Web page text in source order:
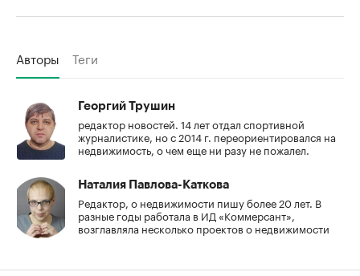
Авторы Теги
Георгий Трушин
редактор новостей. 14 лет отдал спортивной
журналистике, но с 2014 г. переориентировался на
недвижимость, о чем еще ни разу не пожалел.
Наталия Павлова-Каткова
Редактор, о недвижимости пишу более 20 лет. В
разные годы работала в ИД «Коммерсант»,
возглавляла несколько проектов о недвижимости